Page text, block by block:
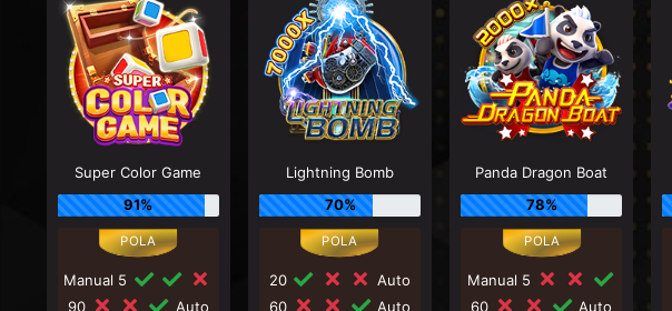
Super Color Game
91%
Manual 5
90
Auto
Lightning Bomb
70%
20
Auto
60
Auto
Panda Dragon Boat
78%
Manual 5
60
Auto